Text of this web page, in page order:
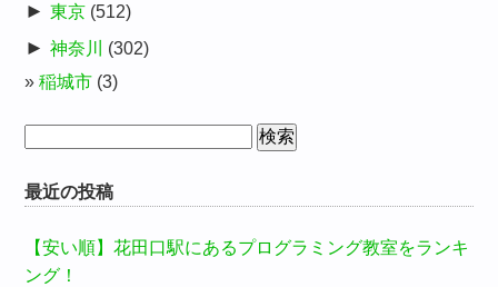
► 東京 (512)
► 神奈川
(302)
稲城市 (3)
最近の投稿
【安い順】花田口駅にあるプログラミング教室をランキ
ング！